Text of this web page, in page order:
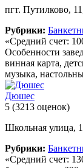
пгт. Путилково,
Рубрики:
«Средний счет:
Особенности
винная карта,
музыка,
Дюшес
5 (3213 оценок)
Школьная улица,
Рубрики:
«Средний счет: